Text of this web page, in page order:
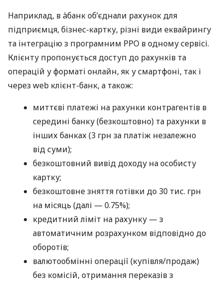
Наприклад, в àбанк об’єднали рахунок для
підприємця, бізнес-картку, різні види еквайрингу
та інтеграцію з програмним РРО в одному сервісі.
Клієнту пропонується доступ до рахунків та
операцій у форматі онлайн, як у смартфоні, так і
через web клієнт-банк, а також:
миттєві платежі на рахунки контрагентів в
середині банку (безкоштовно) та рахунки в
інших банках (3 грн за платіж незалежно
від суми);
безкоштовний вивід доходу на особисту
картку;
безкоштовне зняття готівки до 30 тис. грн
на місяць (далі — 0.75%);
кредитний ліміт на рахунку — з
автоматичним розрахунком відповідно до
оборотів;
валютообмінні операції (купівля/продаж)
без комісій, отримання переказів з